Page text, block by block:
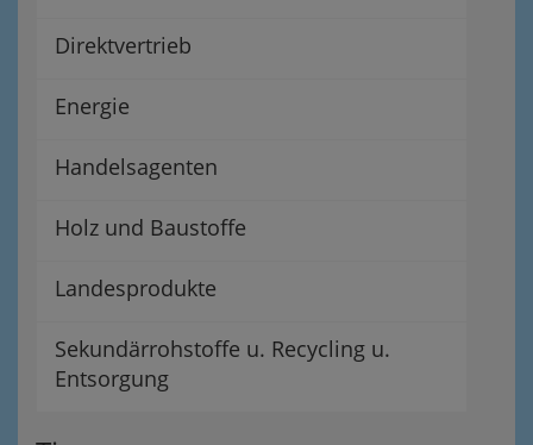
Direktvertrieb
Energie
Handelsagenten
Holz und Baustoffe
Landesprodukte
Sekundärrohstoffe u. Recycling u.
Entsorgung